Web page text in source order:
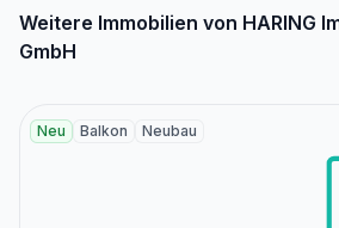
Weitere Immobilien von HARING
GmbH
Neu Balkon Neubau